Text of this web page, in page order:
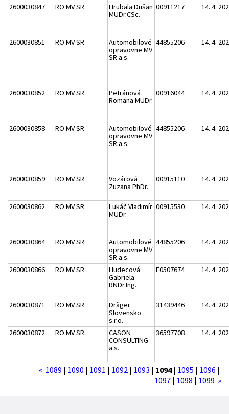
2600030847 RO MV SR
Hrubala Dušan
MUDr.CSc.
00911217 14. 4.
2600030851 RO MV SR
Automobilové
opravovne MV
SR a.s.
44855206 14. 4.
2600030852 RO MV SR
Petránová
Romana MUDr.
00916044 14. 4.
2600030858 RO MV SR
Automobilové
opravovne MV
SR a.s.
44855206 14. 4.
2600030859 RO MV SR
Vozárová
Zuzana PhDr.
00915110 14. 4.
2600030862 RO MV SR
Lukáč Vladimír
MUDr.
00915530 14. 4.
2600030864 RO MV SR
Automobilové
opravovne MV
SR a.s.
44855206 14. 4.
2600030866 RO MV SR
Hudecová
Gabriela
RNDr.Ing.
F0507674 14. 4.
2600030871 RO MV SR
Dräger
Slovensko
s.r.o.
31439446 14. 4.
2600030872 RO MV SR
CASON
CONSULTING
a.s.
36597708 14. 4.
« 1089 | 1090 | 1091 | 1092 | 1093 | 1094| 1095 | 1096 |
1097 | 1098 | 1099 »